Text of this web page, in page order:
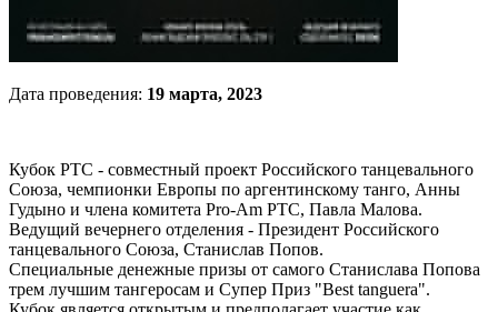
Дата проведения: 19 марта, 2023
Кубок РТС - совместный проект Российского танцевального
Союза, чемпионки Европы по аргентинскому танго, Анны
Гудыно и члена комитета Pro-Am РТС, Павла Малова.
Ведущий вечернего отделения - Президент Российского
танцевального Союза, Станислав Попов.
Специальные денежные призы от самого Станислава Попова
трем лучшим тангеросам и Супер Приз "Best tanguera".